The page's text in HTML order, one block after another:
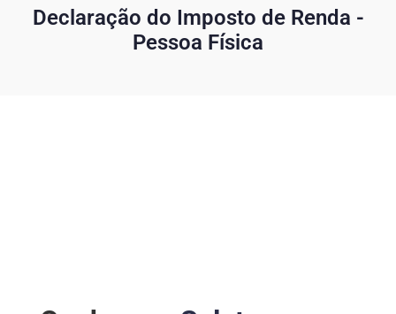
Declaração do Imposto de Renda -
Pessoa Física